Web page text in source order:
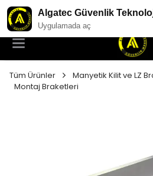
YENI NESIL
Tüm Ürünler
Manyetik Kilit ve LZ
Montaj Braketleri
Algatec Güvenlik
Uygulamada aç